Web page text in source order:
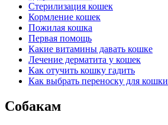
Стерилизация кошек
Кормление кошек
Пожилая кошка
Первая помощь
Какие витамины давать кошке
Лечение дерматита у кошек
Как отучить кошку гадить
Как выбрать переноску для кошки
Собакам